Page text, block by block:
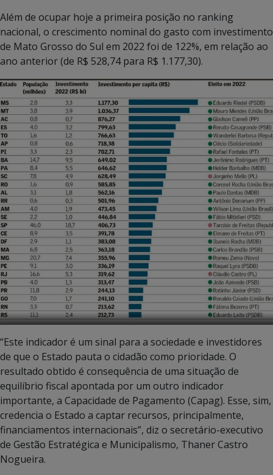
Além de ocupar hoje a primeira posição no ranking
nacional, o crescimento nominal do gasto com investimento
de Mato Grosso do Sul em 2022 foi de 122%, em relação ao
ano anterior (de R$ 528,74 para R$ 1.177,30).
“Este indicador é um sinal para a sociedade e investidores
de que o Estado pauta o cidadão como prioridade. O
resultado obtido é consequência de uma situação de
equilíbrio fiscal apontada por um outro indicador
importante, a Capacidade de Pagamento (Capag). Esse, sim,
credencia o Estado a captar recursos, principalmente,
financiamentos internacionais”, diz o secretário-executivo
de Gestão Estratégica e Municipalismo, Thaner Castro
Nogueira.